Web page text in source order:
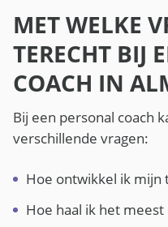
MET WELKE
TERECHT BIJ
COACH IN
Bij een personal coach
verschillende vragen:
Hoe ontwikkel ik mijn
Hoe haal ik het